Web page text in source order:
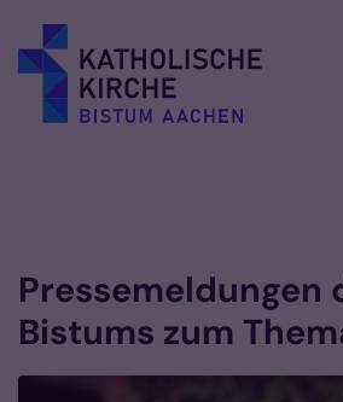
Pressemeldungen
Bistums zum